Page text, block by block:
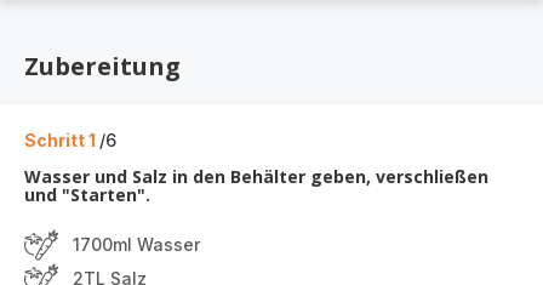
Zubereitung
Schritt 1 /6
Wasser und Salz in den Behälter geben, verschließen
und "Starten".
1700ml Wasser
2TL Salz